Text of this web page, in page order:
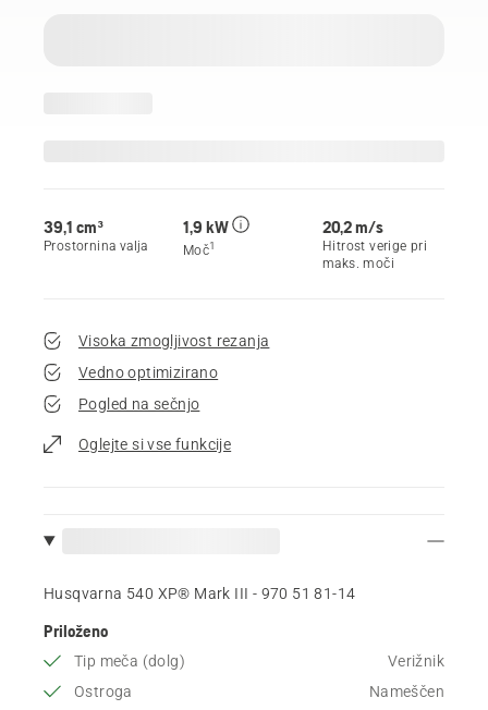
39,1 сm³
Prostornina valja
1,9 kW
Moč1
20,2 m/s
Hitrost verige pri
maks. moči
Visoka zmogljivost rezanja
Vedno optimizirano
Pogled na sečnjo
Oglejte si vse funkcije
Husqvarna 540 XP® Mark III - 970 51 81‑14
Priloženo
Tip meča (dolg)
Verižnik
Ostroga
Nameščen